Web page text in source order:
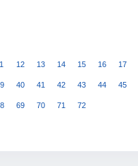
12 13 14 15 16 17
40 41 42 43 44 45
69 70 71 72